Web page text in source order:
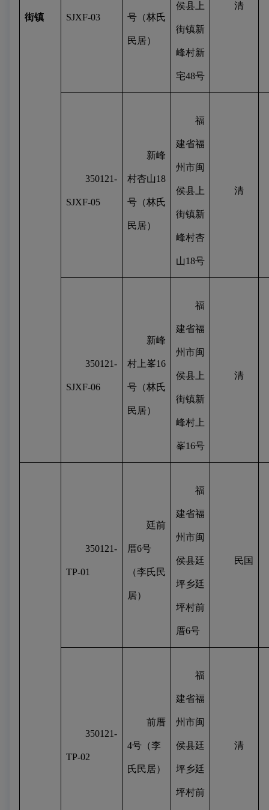
街镇 SJXF-03 号（林氏
民居）
侯县上
街镇新
峰村新
宅48号
清
350121-
SJXF-05
新峰
村杏山18
号（林氏
民居）
福
建省福
州市闽
侯县上
街镇新
峰村杏
山18号
清
350121-
SJXF-06
新峰
村上峯16
号（林氏
民居）
福
建省福
州市闽
侯县上
街镇新
峰村上
峯16号
清
350121-
TP-01
廷前
厝6号
（李氏民
居）
福
建省福
州市闽
侯县廷
坪乡廷
坪村前
厝6号
民国
350121-
TP-02
前厝
4号（李
氏民居）
福
建省福
州市闽
侯县廷
坪乡廷
坪村前
清